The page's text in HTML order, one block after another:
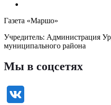
Газета «Маршо»
Учредитель: Администрация
муниципального района
Мы в соцсетях